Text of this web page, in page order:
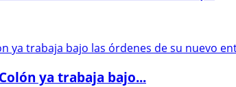
ya trabaja bajo...